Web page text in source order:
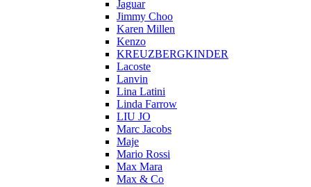
Jaguar
Jimmy Choo
Karen Millen
Kenzo
KREUZBERGKINDER
Lacoste
Lanvin
Lina Latini
Linda Farrow
LIU JO
Marc Jacobs
Maje
Mario Rossi
Max Mara
Max & Co